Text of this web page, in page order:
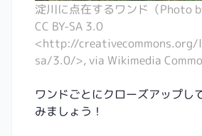
淀川に点在するワンド（Photo
CC BY-SA 3.0
<http://creativecommons.org/
sa/3.0/>, via Wikimedia
ワンドごとにクローズアップし
みましょう！